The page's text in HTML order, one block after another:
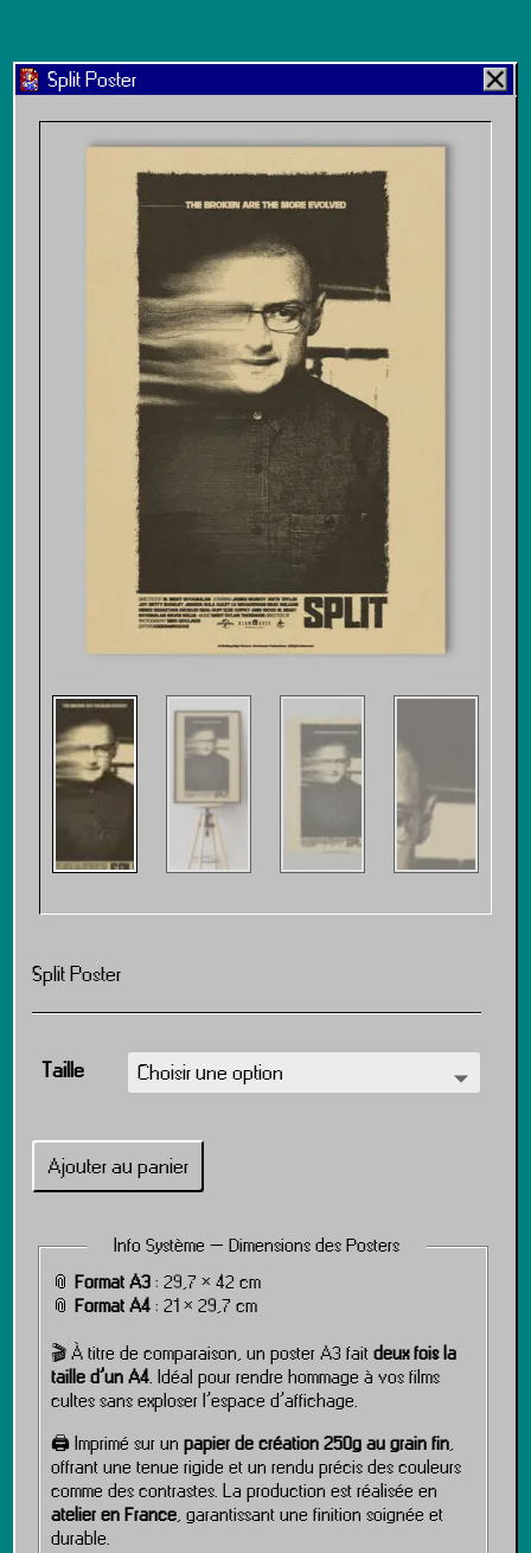
Split Poster
Split Poster
Taille
Ajouter au panier
Info Système – Dimensions des Posters
📎Format A3: 29,7 × 42 cm
📎Format A4: 21 × 29,7 cm
🎬 À titre de comparaison, un poster A3 faitdeux fois la
taille d’un A4. Idéal pour rendre hommage à vos films
cultes sans exploser l’espace d’affichage.
🖨️ Imprimé sur unpapier de création 250g au grain fin,
offrant une tenue rigide et un rendu précis des couleurs
comme des contrastes. La production est réalisée en
atelier en France, garantissant une finition soignée et
durable.